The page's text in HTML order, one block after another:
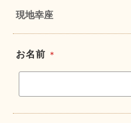
現地幸座
お名前 ＊